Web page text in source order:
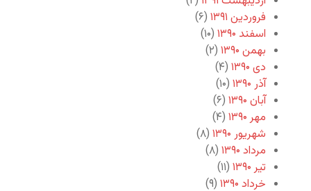
فروردین ۱۳۹۱
(۶)
اسفند ۱۳۹۰
(۱۰)
بهمن ۱۳۹۰
(۲)
دی ۱۳۹۰
(۴)
آذر ۱۳۹۰
(۱۰)
آبان ۱۳۹۰
(۶)
مهر ۱۳۹۰
(۴)
شهریور ۱۳۹۰
(۸)
مرداد ۱۳۹۰
(۸)
تیر ۱۳۹۰
(۱۱)
خرداد ۱۳۹۰
(۹)